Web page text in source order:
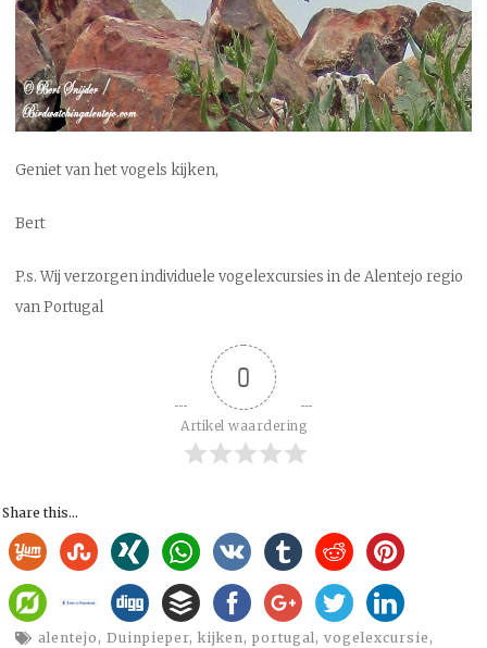
Geniet van het vogels kijken,
Bert
P.s. Wij verzorgen individuele vogelexcursies in de Alentejo regio
van Portugal
0
Artikel waardering
Share this...
alentejo , Duinpieper, kijken, portugal, vogelexcursie ,